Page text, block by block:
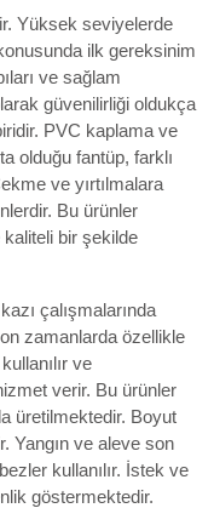
Yüksek seviyelerde
ilk gereksinim
ve sağlam
güvenilirliği oldukça
PVC kaplama ve
olduğu fantüp, farklı
ve yırtılmalara
Bu ürünler
bir şekilde
çalışmalarında
zamanlarda özellikle
ve
verir. Bu ürünler
üretilmektedir. Boyut
Yangın ve aleve son
kullanılır. İstek ve
göstermektedir.